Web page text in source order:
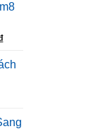
tại
12,500,000₫.
Giá
tại